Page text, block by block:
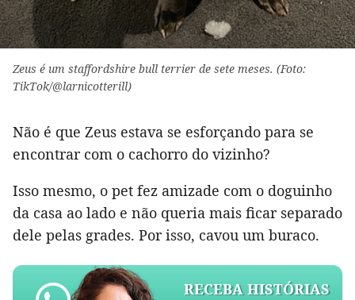
Zeus é um staffordshire bull terrier de sete meses. (Foto:
TikTok/@larnicotterill)
Não é que Zeus estava se esforçando para se
encontrar com o cachorro do vizinho?
Isso mesmo, o pet fez amizade com o doguinho
da casa ao lado e não queria mais ficar separado
dele pelas grades. Por isso, cavou um buraco.
RECEBA HISTÓRIAS